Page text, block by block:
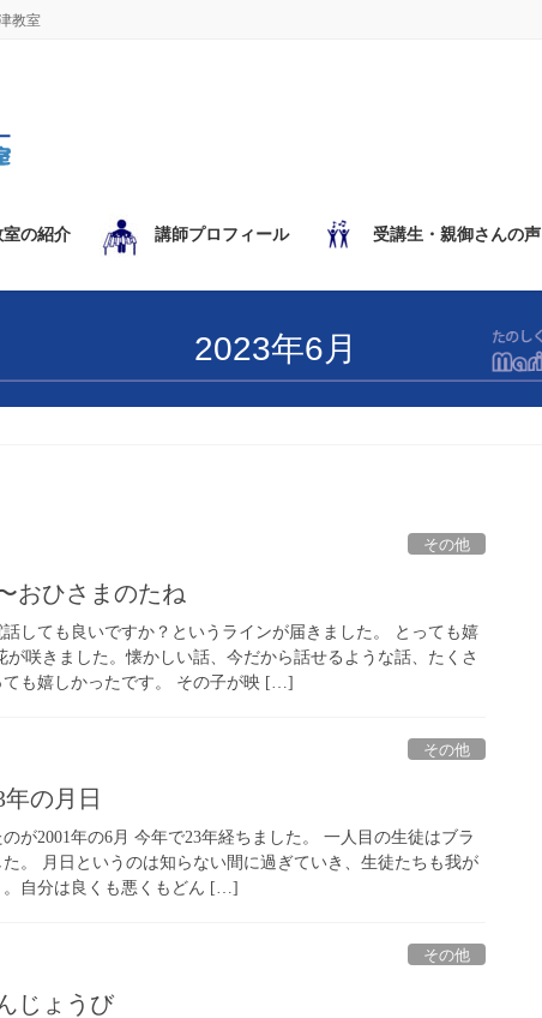
教室
室の紹介 講師プロフィール 受講生・親御さんの声
2023年6月
その他
おひさまのたね
しても良いですか？というラインが届きました。 とっても嬉
が咲きました。懐かしい話、今だから話せるような話、たくさ
ても嬉しかったです。 その子が映 […]
その他
の月日
が2001年の6月 今年で23年経ちました。 一人目の生徒はブラ
。 月日というのは知らない間に過ぎていき、生徒たちも我が
自分は良くも悪くもどん […]
その他
じょうび